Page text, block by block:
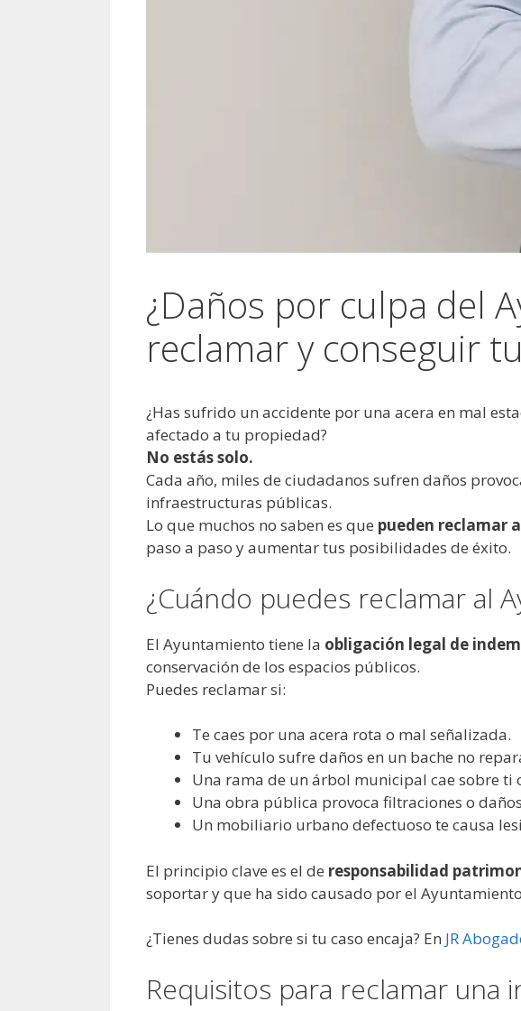
¿Daños por culpa del
reclamar y conseguir
¿Has sufrido un accidente por una acera en mal
afectado a tu propiedad?
No estás solo.
Cada año, miles de ciudadanos sufren daños
infraestructuras públicas.
Lo que muchos no saben es que pueden reclamar
paso a paso y aumentar tus posibilidades de éxito.
¿Cuándo puedes reclamar al
El Ayuntamiento tiene la obligación legal de
conservación de los espacios públicos.
Puedes reclamar si:
Te caes por una acera rota o mal señalizada.
Tu vehículo sufre daños en un bache no
Una rama de un árbol municipal cae sobre ti
Una obra pública provoca filtraciones o
Un mobiliario urbano defectuoso te causa
El principio clave es el de responsabilidad
soportar y que ha sido causado por el
¿Tienes dudas sobre si tu caso encaja? En JR
Requisitos para reclamar una